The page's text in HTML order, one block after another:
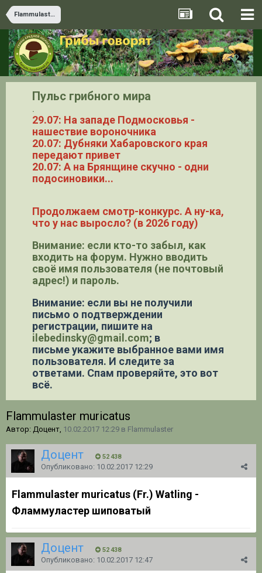
Flammulaster
Пульс грибного мира
.
29.07: На западе Подмосковья -
нашествие вороночника
20.07: Дубняки Хабаровского края
передают привет
20.07: А на Брянщине скучно - одни
подосиновики...
Продолжаем смотр-конкурс. А ну-ка,
что у нас выросло? (в 2026 году)
Внимание: если кто-то забыл, как
входить на форум. Нужно вводить
своё имя пользователя (не почтовый
адрес!) и пароль.
Внимание: если вы не получили
письмо о подтверждении
регистрации, пишите на
ilebedinsky@gmail.com; в
письме укажите выбранное вами имя
пользователя. И следите за
ответами. Спам проверяйте, это вот
всё.
Flammulaster muricatus
Автор: Доцент, 10.02.2017 12:29 в Flammulaster
Доцент 52 438
Опубликовано: 10.02.2017 12:29
Flammulaster muricatus (Fr.) Watling -
Фламмуластер шиповатый
Доцент 52 438
Опубликовано: 10.02.2017 12:47